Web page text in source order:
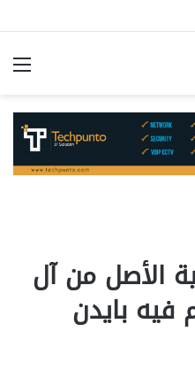
الأصل من آل
بايدن